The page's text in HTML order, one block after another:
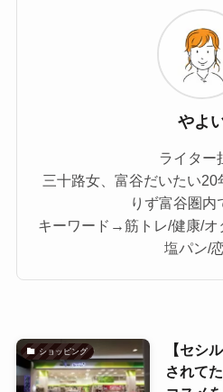
やよ
ライター
三十路女、富谷だいたい
りず富谷圏内
キーワード→筋トレ/健康/オ
塩パン/
ショッピング
【セシ
されて